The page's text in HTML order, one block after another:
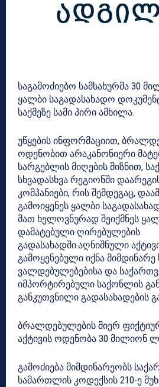
საგამოძიებო სამსახურმა 30
ყალბი საგადასახადო
საქმეზე სამი პირი ამხილა.
უწყების ინფორმაციით,
ოდენობით არაკანონიერი
სარგებლის მიღების მიზნით,
სხვადასხვა რეგიონში
კომპანიები, რის შემდეგაც,
გამოიყენეს ყალბი
მათ ხელოვნურად შეიქმნეს
დამატებული ღირებულების
გადასახადში.აღნიშნული
გამოყენებული იქნა მიმდინარე
ვალდებულებებისა და
იმპორტირებული საქონლის
განკუთვნილი გადასახადების
ბრალდებულების მიერ
აქტივის ოდენობა 30 მილიონ
გამოძიება მიმდინარეობს
სამართლის კოდექსის 210-ე